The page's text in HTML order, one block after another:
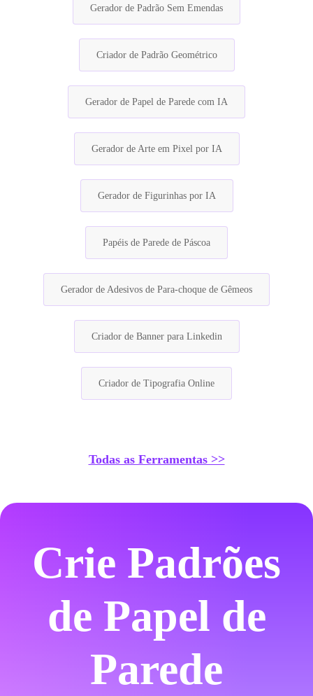
Gerador de Padrão Sem Emendas
Criador de Padrão Geométrico
Gerador de Papel de Parede com IA
Gerador de Arte em Pixel por IA
Gerador de Figurinhas por IA
Papéis de Parede de Páscoa
Gerador de Adesivos de Para-choque de Gêmeos
Criador de Banner para Linkedin
Criador de Tipografia Online
Todas as Ferramentas >>
Crie Padrões
de Papel de
Parede